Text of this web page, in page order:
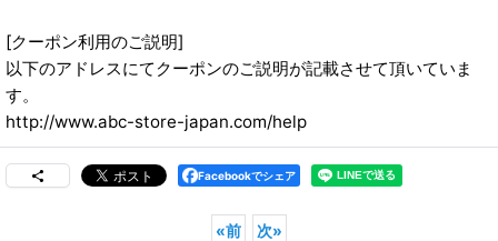
[クーポン利用のご説明]
以下のアドレスにてクーポンのご説明が記載させて頂いていま
す。
http://www.abc-store-japan.com/help
Facebookでシェア
«前 次»